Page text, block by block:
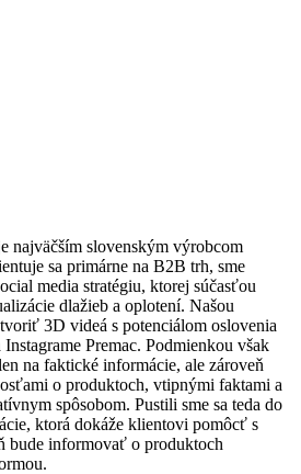
najväčším slovenským výrobcom
sa primárne na B2B trh, sme
media stratégiu, ktorej súčasťou
dlažieb a oplotení. Našou
3D videá s potenciálom oslovenia
Premac. Podmienkou však
na faktické informácie, ale zároveň
o produktoch, vtipnými faktami a
spôsobom. Pustili sme sa teda do
ktorá dokáže klientovi pomôcť s
bude informovať o produktoch